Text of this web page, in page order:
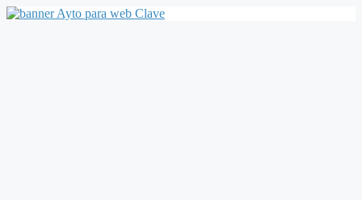
Saltar